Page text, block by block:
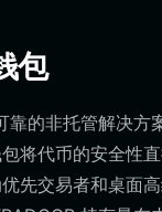
包
的非托管解决方
将代币的安全
先交易者和桌面